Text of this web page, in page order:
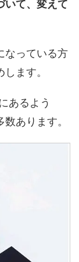
いて、変えて
なっている方
ます。
あるよう
あります。